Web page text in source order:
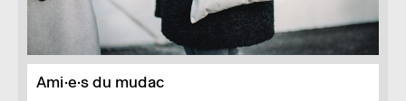
Ami·e·s du mudac